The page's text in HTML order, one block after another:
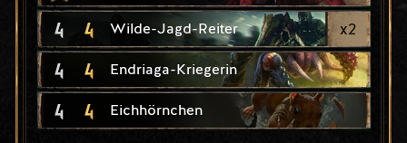
4 4 Wilde-Jagd-Reiter x2
4 4 Endriaga-Kriegerin
4 4 Eichhörnchen